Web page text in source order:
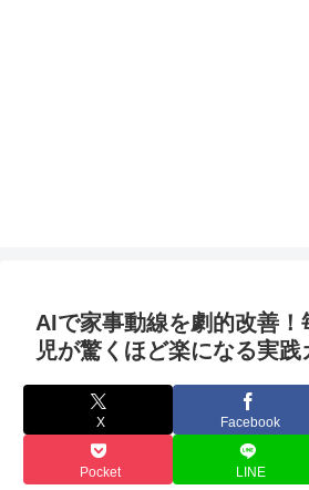
AIで家事動線を劇的改善！
児が驚くほど楽になる実践
X Facebook
Pocket LINE